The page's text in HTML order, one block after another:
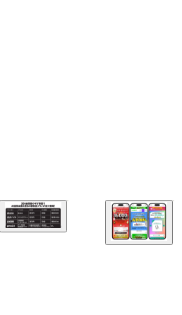
で加入したユーザーにdポイン